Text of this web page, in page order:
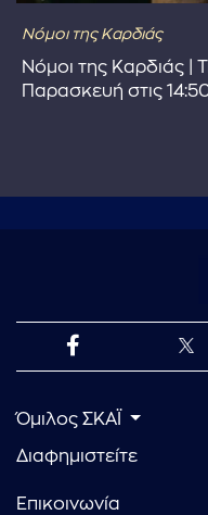
Νόμοι της Καρδιάς
Νόμοι της Καρδιάς |
Παρασκευή στις
Όμιλος ΣΚΑΪ
Διαφημιστείτε
Επικοινωνία